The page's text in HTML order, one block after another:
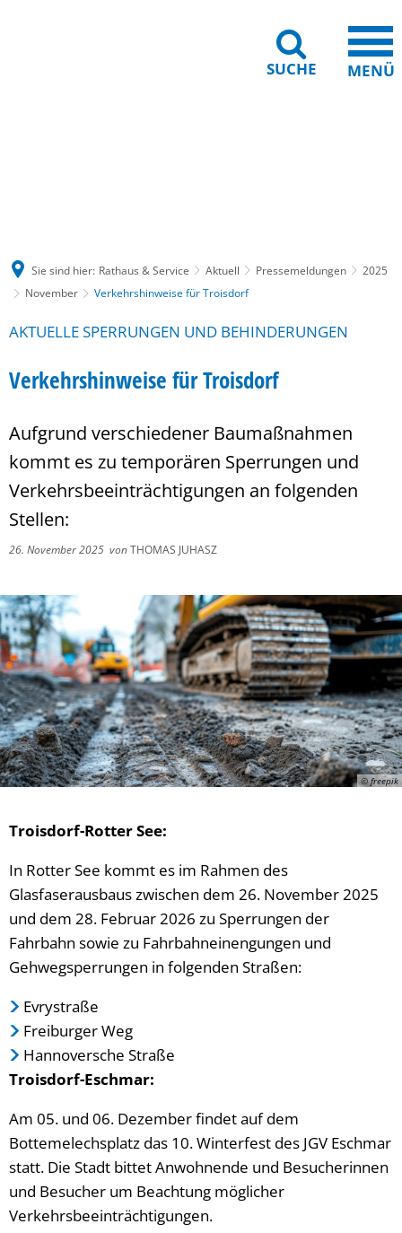
SUCHE MENÜ
Sie sind hier: Rathaus & Service Aktuell Pressemeldungen
2025
November
Verkehrshinweise für Troisdorf
AKTUELLE SPERRUNGEN UND BEHINDERUNGEN
Verkehrshinweise für Troisdorf
Aufgrund verschiedener Baumaßnahmen
kommt es zu temporären Sperrungen und
Verkehrsbeeinträchtigungen an folgenden
Stellen:
26. November 2025 vonTHOMAS JUHASZ
© freepik
Troisdorf-Rotter See:
In Rotter See kommt es im Rahmen des
Glasfaserausbaus zwischen dem 26. November 2025
und dem 28. Februar 2026 zu Sperrungen der
Fahrbahn sowie zu Fahrbahneinengungen und
Gehwegsperrungen in folgenden Straßen:
Evrystraße
Freiburger Weg
Hannoversche Straße
Troisdorf-Eschmar:
Am 05. und 06. Dezember findet auf dem
Bottemelechsplatz das 10. Winterfest des JGV Eschmar
statt. Die Stadt bittet Anwohnende und Besucherinnen
und Besucher um Beachtung möglicher
Verkehrsbeeinträchtigungen.